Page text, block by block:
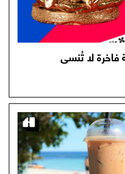
فاخرة لا تُنسى